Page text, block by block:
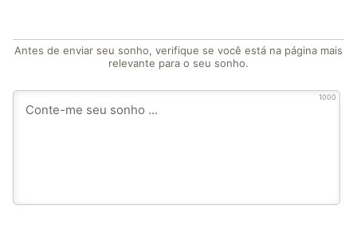
Antes de enviar seu sonho, verifique se você está na página mais
relevante para o seu sonho.
1000